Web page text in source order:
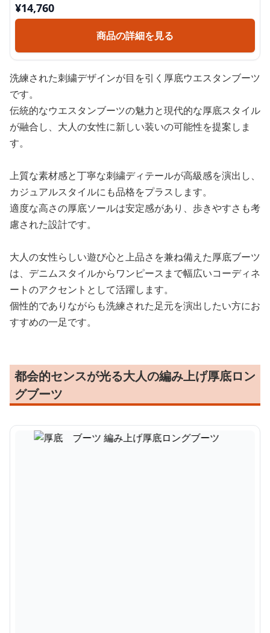
¥14,760
商品の詳細を見る
洗練された刺繍デザインが目を引く厚底ウエスタンブーツ
です。
伝統的なウエスタンブーツの魅力と現代的な厚底スタイル
が融合し、大人の女性に新しい装いの可能性を提案しま
す。
上質な素材感と丁寧な刺繍ディテールが高級感を演出し、
カジュアルスタイルにも品格をプラスします。
適度な高さの厚底ソールは安定感があり、歩きやすさも考
慮された設計です。
大人の女性らしい遊び心と上品さを兼ね備えた厚底ブーツ
は、デニムスタイルからワンピースまで幅広いコーディネ
ートのアクセントとして活躍します。
個性的でありながらも洗練された足元を演出したい方にお
すすめの一足です。
都会的センスが光る大人の編み上げ厚底ロン
グブーツ